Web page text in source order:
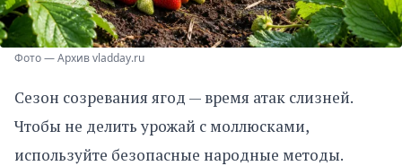
Фото — Архив vladday.ru
Сезон созревания ягод — время атак слизней.
Чтобы не делить урожай с моллюсками,
используйте безопасные народные методы.